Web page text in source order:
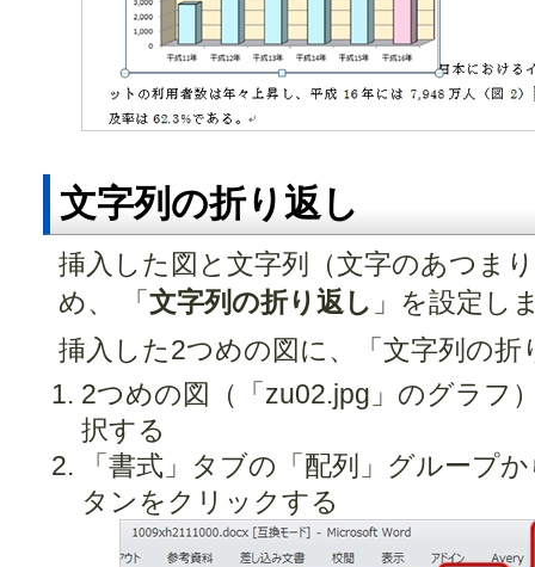
文字列の折り返し
挿入した図と文字列（文字のあつま
め、 「文字列の折り返し 」を設定し
挿入した2つめの図に、「文字列の
2つめの図（「zu02.jpg」のグラフ
択する
「書式」タブの「配列」グループ
タンをクリックする